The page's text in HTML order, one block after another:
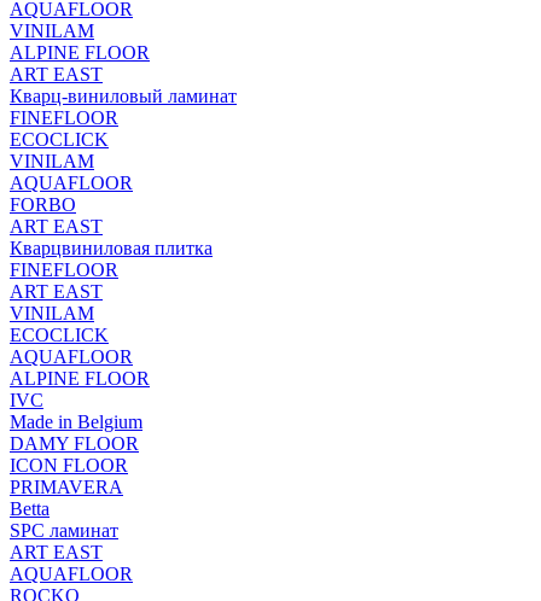
AQUAFLOOR
VINILAM
ALPINE FLOOR
ART EAST
Кварц-виниловый ламинат
FINEFLOOR
ECOCLICK
VINILAM
AQUAFLOOR
FORBO
ART EAST
Кварцвиниловая плитка
FINEFLOOR
ART EAST
VINILAM
ECOCLICK
AQUAFLOOR
ALPINE FLOOR
IVC
Made in Belgium
DAMY FLOOR
ICON FLOOR
PRIMAVERA
Betta
SPC ламинат
ART EAST
AQUAFLOOR
ROCKO